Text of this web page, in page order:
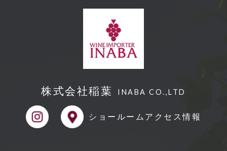
株式会社稲葉 INABA CO.,LTD
ショールーム アクセス情報